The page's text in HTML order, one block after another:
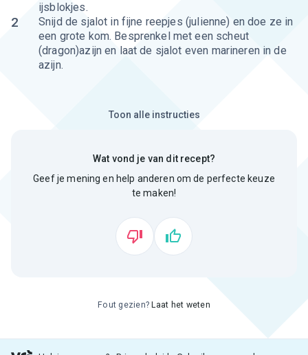
ijsblokjes.
2
Snijd de sjalot in fijne reepjes (julienne) en doe ze in
een grote kom. Besprenkel met een scheut
(dragon)azijn en laat de sjalot even marineren in de
azijn.
Toon alle instructies
Wat vond je van dit recept?
Geef je mening en help anderen om de perfecte keuze
te maken!
Fout gezien? Laat het weten